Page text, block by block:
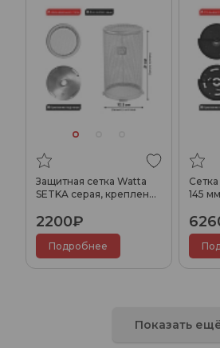
Защитная сетка Watta
SETKA серая, крепление
2200₽
Подробнее
145
Показать